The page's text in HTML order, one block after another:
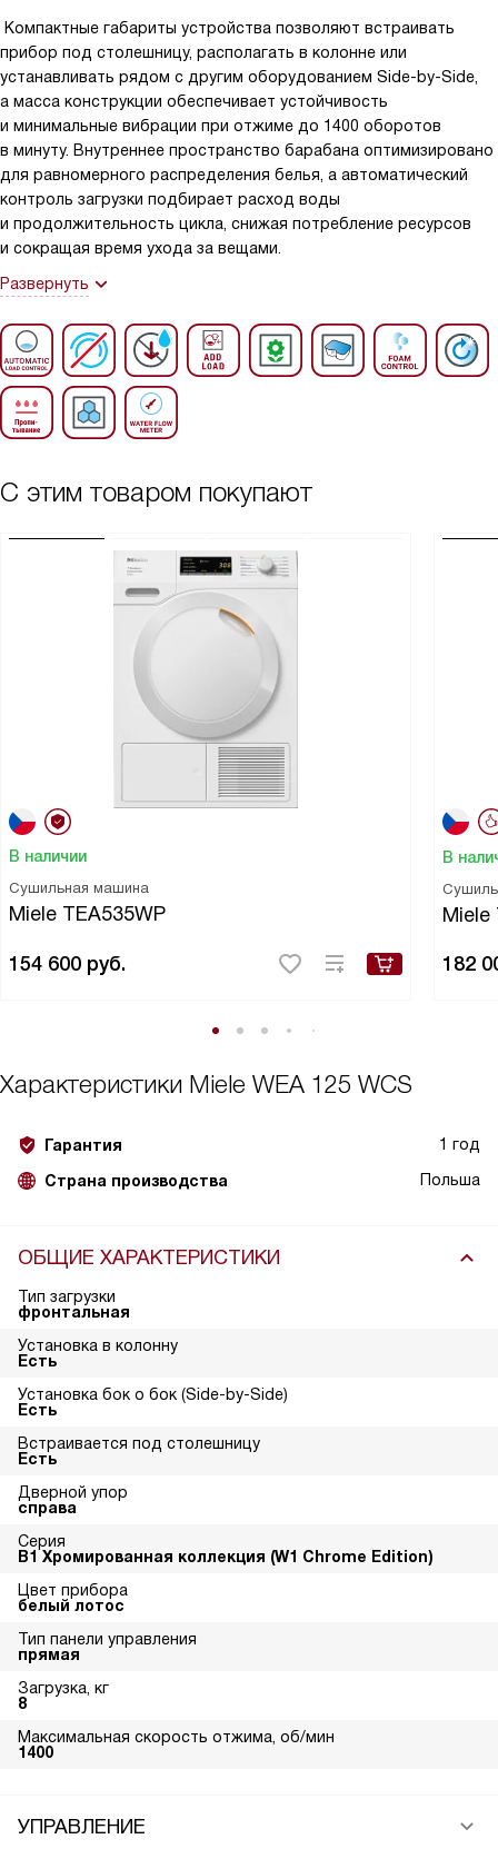
Компактные габариты устройства позволяют встраивать
прибор под столешницу, располагать в колонне или
устанавливать рядом с другим оборудованием Side-by-Side,
а масса конструкции обеспечивает устойчивость
и минимальные вибрации при отжиме до 1400 оборотов
в минуту. Внутреннее пространство барабана оптимизировано
для равномерного распределения белья, а автоматический
контроль загрузки подбирает расход воды
и продолжительность цикла, снижая потребление ресурсов
и сокращая время ухода за вещами.
Развернуть
С этим товаром покупают
В наличии
Сушильная машина
Miele TEA535WP
154 600 руб.
В
Miele
182
Характеристики Miele WEA 125 WCS
Гарантия 1 год
Страна производства Польша
ОБЩИЕ ХАРАКТЕРИСТИКИ
Тип загрузки
фронтальная
Установка в колонну
Есть
Установка бок о бок (Side-by-Side)
Есть
Встраивается под столешницу
Есть
Дверной упор
справа
Серия
В1 Хромированная коллекция (W1 Chrome Edition)
Цвет прибора
белый лотос
Тип панели управления
прямая
Загрузка, кг
8
Максимальная скорость отжима, об/мин
1400
УПРАВЛЕНИЕ